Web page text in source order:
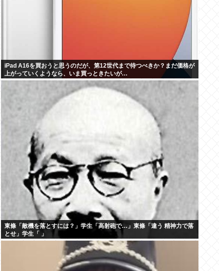
iPad A16を買おうと思うのだが、第12世代まで待つべきか？まだ価格が
上がっていくようなら、いま買っときたいが…
東條「敵機を落とすには？」学生「高射砲で…」東條「違う 精神力で落
とせ」学生「 」